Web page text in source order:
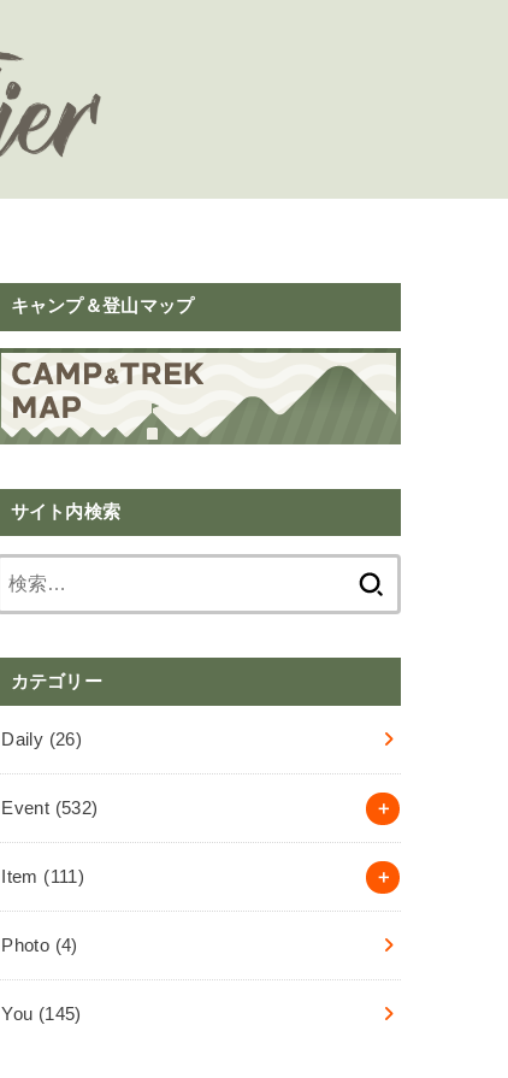
キャンプ＆登山マップ
サイト内検索
カテゴリー
Daily (26)
Event (532)
Item (111)
Photo (4)
You (145)